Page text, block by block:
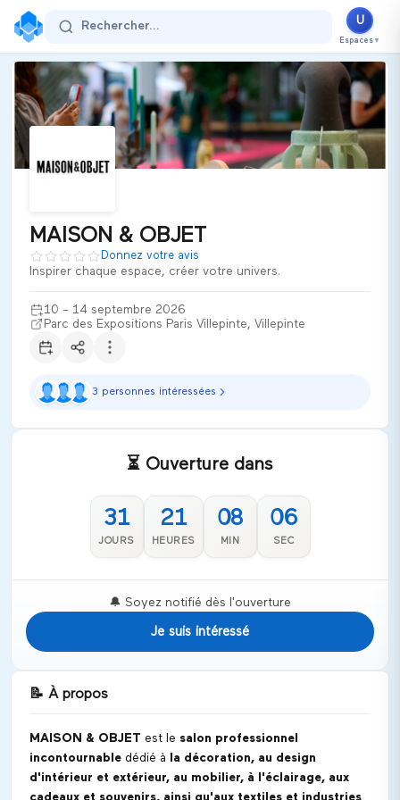
MAISON & OBJET
10 - 14 septembre 2026
Parc des Expositions Paris Villepinte
VillepinteFrance
Secteur d'activité :maison
Thématiques
Decoration, Home & Office Design, Furniture, Lighting
Gifts & Souvenirs
Textiles - Fabrics for Decoration
Ultiplace
Rechercher... U
Espaces ▼
MAISON & OBJET
Donnez votre avis
Inspirer chaque espace, créer votre univers.
10 - 14 septembre 2026
Parc des Expositions Paris Villepinte, Villepinte
3 personnes intéressées
⏳ Ouverture dans
31
JOURS
21
HEURES
08
MIN
06
SEC
🔔 Soyez notifié dès l'ouverture
Je suis intéressé
📝 À propos
MAISON & OBJET est le salon professionnel
incontournable dédié à
la décoration, au design
d'intérieur et extérieur, au mobilier, à l'éclairage, aux
cadeaux et souvenirs, ainsi qu'aux textiles et industries